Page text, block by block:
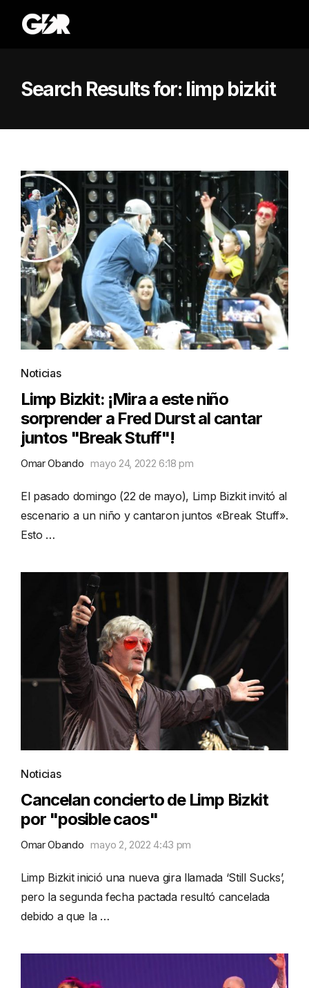
Search Results for: limp bizkit
Noticias
Limp Bizkit: ¡Mira a este niño
sorprender a Fred Durst al cantar
juntos "Break Stuff"!
Omar Obando mayo 24, 2022 6:18 pm
El pasado domingo (22 de mayo), Limp Bizkit invitó al
escenario a un niño y cantaron juntos «Break Stuff».
Esto …
Noticias
Cancelan concierto de Limp Bizkit
por "posible caos"
Omar Obando mayo 2, 2022 4:43 pm
Limp Bizkit inició una nueva gira llamada ‘Still Sucks’,
pero la segunda fecha pactada resultó cancelada
debido a que la …